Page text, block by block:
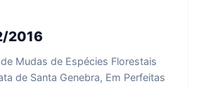
2016
Mudas de Espécies Florestais
de Santa Genebra, Em Perfeitas